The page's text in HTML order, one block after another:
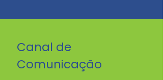
Canal de
Comunicação